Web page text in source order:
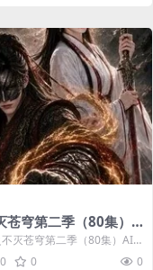
苍穹第二季（80集）A
灭苍穹第二季（80集）AI
短剧 年份：...
0 0 0